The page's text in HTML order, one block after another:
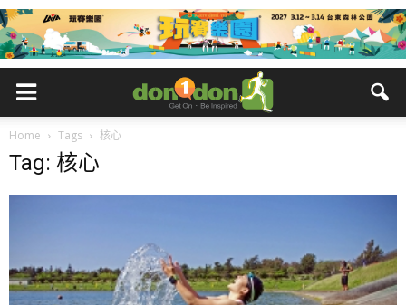
Home Tags 核心
Tag: 核心